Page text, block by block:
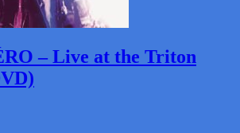
– Live at the Triton